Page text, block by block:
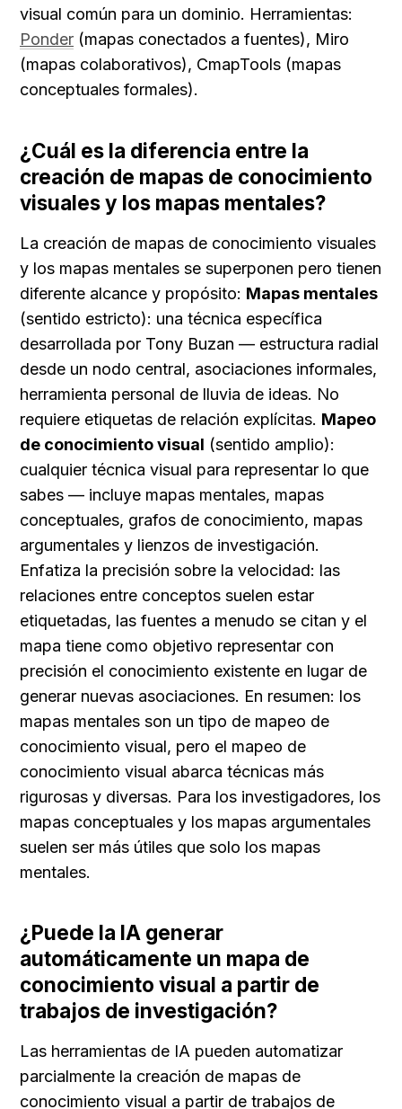
Ponder (mapas conectados a fuentes), Miro
(mapas colaborativos), CmapTools (mapas
conceptuales formales).
¿Cuál es la diferencia entre la
creación de mapas de conocimiento
visuales y los mapas mentales?
La creación de mapas de conocimiento visuales
y los mapas mentales se superponen pero tienen
diferente alcance y propósito: Mapas mentales
(sentido estricto): una técnica específica
desarrollada por Tony Buzan — estructura radial
desde un nodo central, asociaciones informales,
herramienta personal de lluvia de ideas. No
requiere etiquetas de relación explícitas. Mapeo
de conocimiento visual (sentido amplio):
cualquier técnica visual para representar lo que
sabes — incluye mapas mentales, mapas
conceptuales, grafos de conocimiento, mapas
argumentales y lienzos de investigación.
Enfatiza la precisión sobre la velocidad: las
relaciones entre conceptos suelen estar
etiquetadas, las fuentes a menudo se citan y el
mapa tiene como objetivo representar con
precisión el conocimiento existente en lugar de
generar nuevas asociaciones. En resumen: los
mapas mentales son un tipo de mapeo de
conocimiento visual, pero el mapeo de
conocimiento visual abarca técnicas más
rigurosas y diversas. Para los investigadores, los
mapas conceptuales y los mapas argumentales
suelen ser más útiles que solo los mapas
mentales.
¿Puede la IA generar
automáticamente un mapa de
conocimiento visual a partir de
trabajos de investigación?
Las herramientas de IA pueden automatizar
parcialmente la creación de mapas de
conocimiento visual a partir de trabajos de